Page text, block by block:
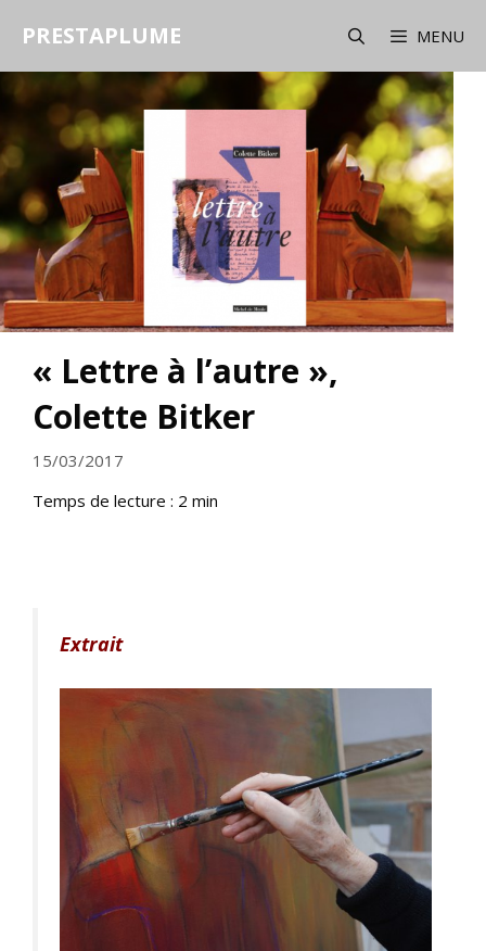
PRESTAPLUME MENU
« Lettre à l’autre »,
Colette Bitker
15/03/2017
Temps de lecture : 2 min
Extrait